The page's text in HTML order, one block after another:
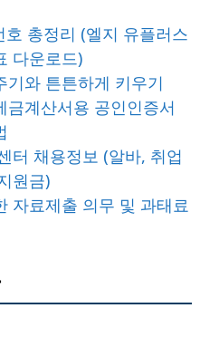
호 총정리 (엘지 유플러스
다운로드)
기와 튼튼하게 키우기
금계산서용 공인인증서
터 채용정보 (알바, 취업
원금)
자료제출 의무 및 과태료